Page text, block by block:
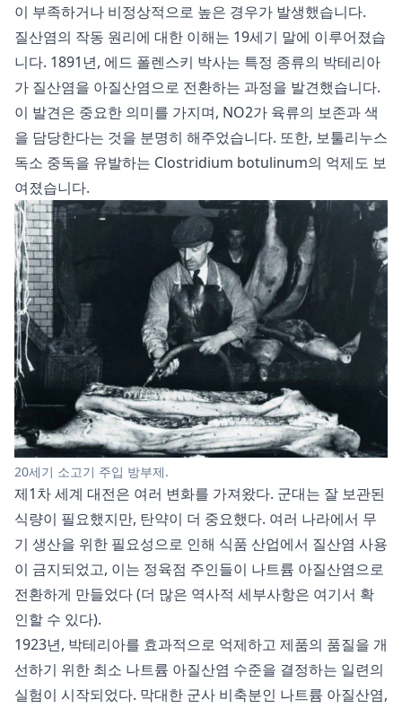
이 부족하거나 비정상적으로 높은 경우가 발생했습니다.
질산염의 작동 원리에 대한 이해는 19세기 말에 이루어졌습
니다. 1891년, 에드 폴렌스키 박사는 특정 종류의 박테리아
가 질산염을 아질산염으로 전환하는 과정을 발견했습니다.
이 발견은 중요한 의미를 가지며, NO2가 육류의 보존과 색
을 담당한다는 것을 분명히 해주었습니다. 또한, 보툴리누스
독소 중독을 유발하는 Clostridium botulinum의 억제도 보
여졌습니다.
20세기 소고기 주입 방부제.
제1차 세계 대전은 여러 변화를 가져왔다. 군대는 잘 보관된
식량이 필요했지만, 탄약이 더 중요했다. 여러 나라에서 무
기 생산을 위한 필요성으로 인해 식품 산업에서 질산염 사용
이 금지되었고, 이는 정육점 주인들이 나트륨 아질산염으로
전환하게 만들었다 (더 많은 역사적 세부사항은 여기서 확
인할 수 있다).
1923년, 박테리아를 효과적으로 억제하고 제품의 품질을 개
선하기 위한 최소 나트륨 아질산염 수준을 결정하는 일련의
실험이 시작되었다. 막대한 군사 비축분인 나트륨 아질산염,